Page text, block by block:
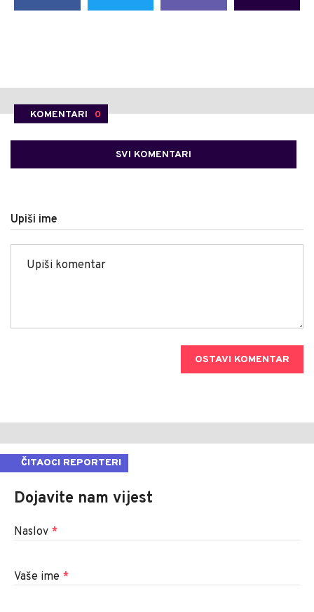
KOMENTARI 0
SVI KOMENTARI
Upiši ime
OSTAVI KOMENTAR
ČITAOCI REPORTERI
Dojavite nam vijest
Naslov *
Vaše ime *